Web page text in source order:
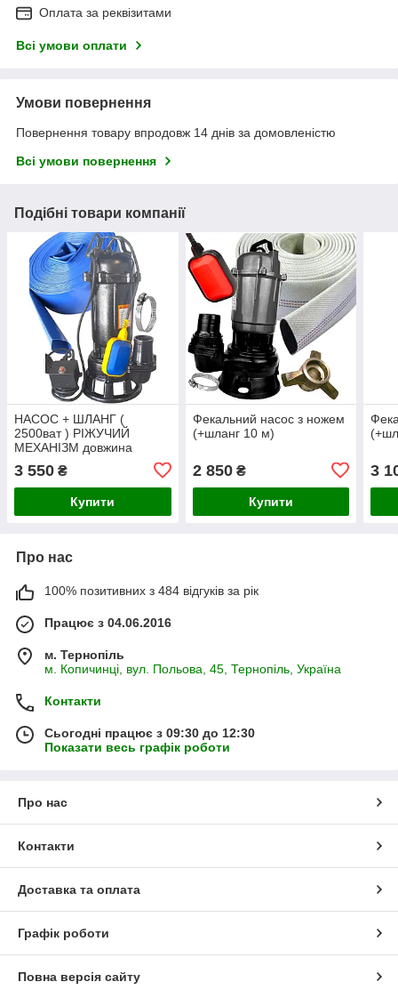
Оплата за реквізитами
Всі умови оплати
Умови повернення
Повернення товару впродовж 14 днів за домовленістю
Всі умови повернення
Подібні товари компанії
НАСОС + ШЛАНГ (
2500ват ) РІЖУЧИЙ
МЕХАНІЗМ довжина
3 550 ₴
Купити
Фекальний насос з ножем
(+шланг 10 м)
2 850₴
Купити
3
Про нас
100% позитивних з 484 відгуків за рік
Працює з 04.06.2016
м. Тернопіль
м. Копичинці, вул. Польова, 45, Тернопіль, Україна
Контакти
Сьогодні працює з 09:30 до 12:30
Показати весь графік роботи
Про нас
Контакти
Доставка та оплата
Графік роботи
Повна версія сайту